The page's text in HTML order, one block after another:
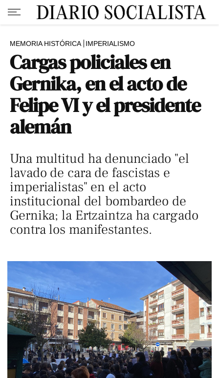
MEMORIA HISTÓRICA IMPERIALISMO
Cargas policiales en
Gernika, en el acto de
Felipe VI y el presidente
alemán
Una multitud ha denunciado "el
lavado de cara de fascistas e
imperialistas" en el acto
institucional del bombardeo de
Gernika; la Ertzaintza ha cargado
contra los manifestantes.